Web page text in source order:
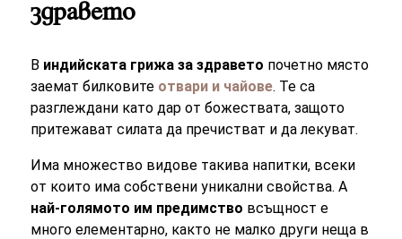
здравето
В индийската грижа за здравето почетно място
заемат билковите отвари и чайове. Те са
разглеждани като дар от божествата, защото
притежават силата да пречистват и да лекуват.
Има множество видове такива напитки, всеки
от които има собствени уникални свойства. А
най-голямото им предимство всъщност е
много елементарно, както не малко други неща в